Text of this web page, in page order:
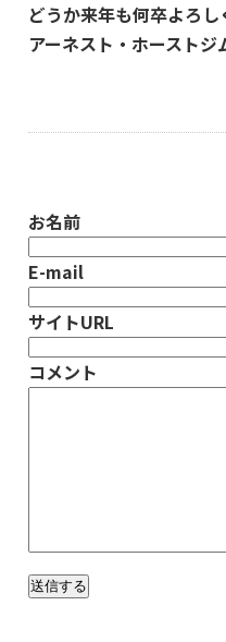
どうか来年も何卒よろし
アーネスト・ホースト
お名前
E-mail
サイトURL
コメント